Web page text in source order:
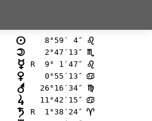
n 8°59′ 4″ ?
o 2°47′13″ B
p R  9° 1′47″ ?
q 0°55′13″ >
r 26°16′34″ @
s 11°42′15″ >
t R  1°38′24″ ;